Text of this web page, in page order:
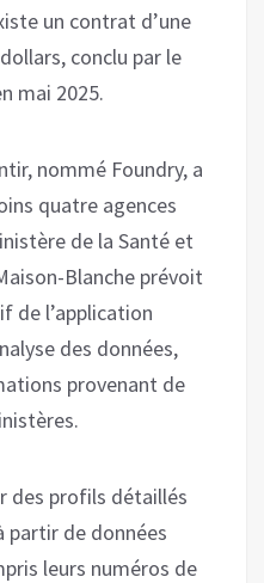
un contrat d’une
conclu par le
mai 2025.
nommé Foundry, a
quatre agences
de la Santé et
Blanche prévoit
de l’application
des données,
provenant de
des profils détaillés
partir de données
leurs numéros de